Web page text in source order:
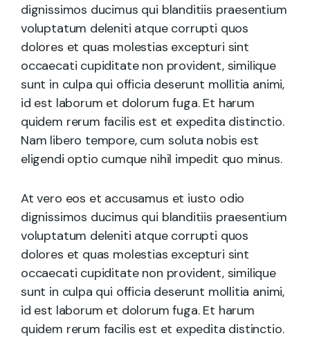
dignissimos ducimus qui blanditiis praesentium
voluptatum deleniti atque corrupti quos
dolores et quas molestias excepturi sint
occaecati cupiditate non provident, similique
sunt in culpa qui officia deserunt mollitia animi,
id est laborum et dolorum fuga. Et harum
quidem rerum facilis est et expedita distinctio.
Nam libero tempore, cum soluta nobis est
eligendi optio cumque nihil impedit quo minus.
At vero eos et accusamus et iusto odio
dignissimos ducimus qui blanditiis praesentium
voluptatum deleniti atque corrupti quos
dolores et quas molestias excepturi sint
occaecati cupiditate non provident, similique
sunt in culpa qui officia deserunt mollitia animi,
id est laborum et dolorum fuga. Et harum
quidem rerum facilis est et expedita distinctio.